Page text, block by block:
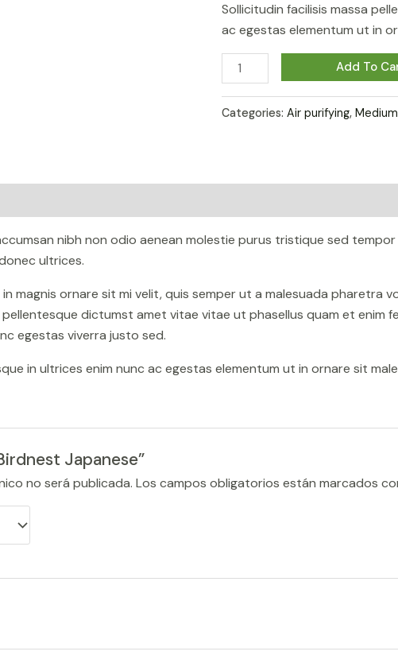
Sollicitudin facilisis massa
ac egestas elementum ut in
Birdnest
Japanese
quantity
Add To
Categories:Air purifying,
nibh non odio aenean molestie purus tristique sed
ultrices.
magnis ornare sit mi velit, quis semper ut a malesuada pharetra
dictumst amet vitae vitae ut phasellus quam et enim
egestas viverra justo sed.
in ultrices enim nunc ac egestas elementum ut in ornare sit
Japanese”
no será publicada. Los campos obligatorios están marcados